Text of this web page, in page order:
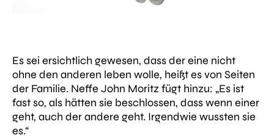
Es sei ersichtlich gewesen, dass der eine nicht
ohne den anderen leben wolle, heißt es von Seiten
der Familie. Neffe John Moritz fügt hinzu: „Es ist
fast so, als hätten sie beschlossen, dass wenn einer
geht, auch der andere geht. Irgendwie wussten sie
es.“